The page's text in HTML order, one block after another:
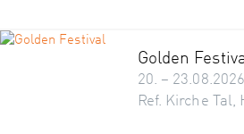
Golden
20. – 23.08.2026
Ref. Kirche Tal,